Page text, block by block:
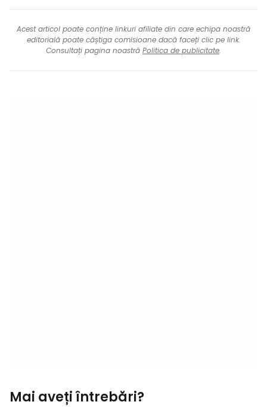
Acest articol poate conține linkuri afiliate din care echipa noastră
editorială poate câștiga comisioane dacă faceți clic pe link.
Consultați pagina noastră Politica de publicitate.
Mai aveți întrebări?